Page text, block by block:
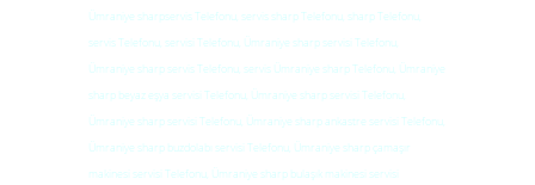
Ümraniye sharpservis Telefonu, servis sharp Telefonu, sharp Telefonu,
servis Telefonu, servisi Telefonu, Ümraniye sharp servisi Telefonu,
Ümraniye sharp servis Telefonu, servis Ümraniye sharp Telefonu, Ümraniye
sharp beyaz eşya servisi Telefonu, Ümraniye sharp servisi Telefonu,
Ümraniye sharp servisi Telefonu, Ümraniye sharp ankastre servisi Telefonu,
Ümraniye sharp buzdolabı servisi Telefonu, Ümraniye sharp çamaşır
makinesi servisi Telefonu, Ümraniye sharp bulaşık makinesi servisi